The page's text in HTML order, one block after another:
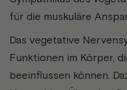
für die muskuläre
Das vegetative
Funktionen im Körper,
beeinflussen können.